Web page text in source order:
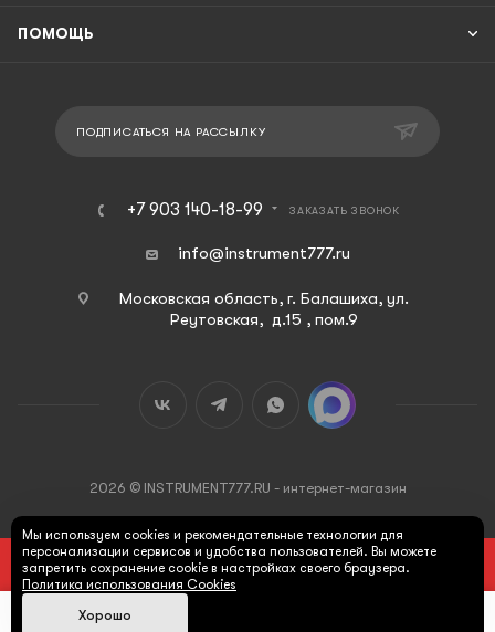
ПОД ЗАКАЗ
ПОМОЩЬ
ПОДПИСАТЬСЯ НА РАССЫЛКУ
+7 903 140-18-99 ЗАКАЗАТЬ ЗВОНОК
info@instrument777.ru
Московская область, г. Балашиха, ул.
Реутовская, д.15 , пом.9
2026 © INSTRUMENT777.RU - интернет-магазин
Мы используем cookies и рекомендательные технологии для
персонализации сервисов и удобства пользователей. Вы можете
запретить сохранение cookie в настройках своего браузера.
Политика использования Cookies
Хорошо